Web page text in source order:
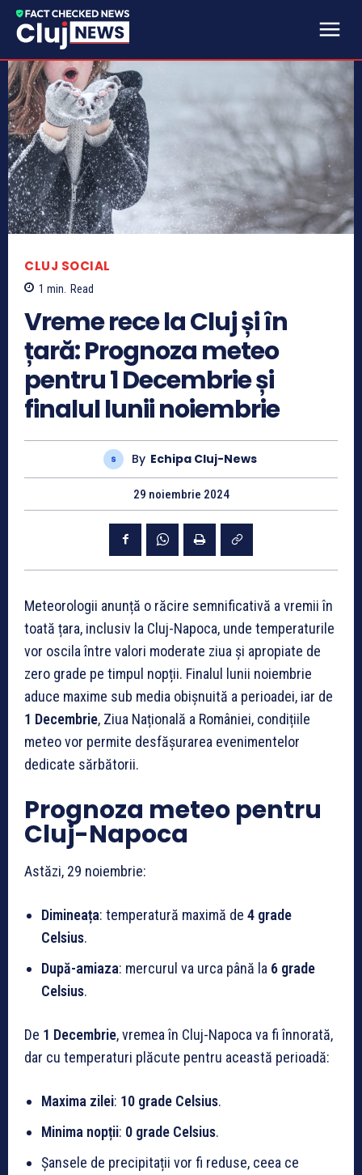
CLUJ SOCIAL
1 min. Read
Vreme rece la Cluj și în
țară: Prognoza meteo
pentru 1 Decembrie și
finalul lunii noiembrie
By Echipa Cluj-News
29 noiembrie 2024
Meteorologii anunță o răcire semnificativă a vremii în
toată țara, inclusiv la Cluj-Napoca, unde temperaturile
vor oscila între valori moderate ziua și apropiate de
zero grade pe timpul nopții. Finalul lunii noiembrie
aduce maxime sub media obișnuită a perioadei, iar de
1 Decembrie, Ziua Națională a României, condițiile
meteo vor permite desfășurarea evenimentelor
dedicate sărbătorii.
Prognoza meteo pentru
Cluj-Napoca
Astăzi, 29 noiembrie:
Dimineața: temperatură maximă de 4 grade
Celsius.
După-amiaza: mercurul va urca până la 6 grade
Celsius.
De 1 Decembrie, vremea în Cluj-Napoca va fi înnorată,
dar cu temperaturi plăcute pentru această perioadă:
Maxima zilei: 10 grade Celsius.
Minima nopții: 0 grade Celsius.
Șansele de precipitații vor fi reduse, ceea ce